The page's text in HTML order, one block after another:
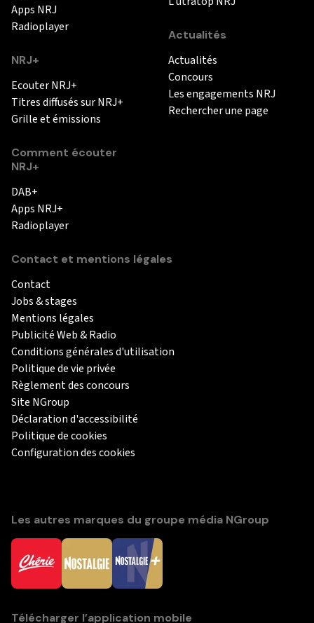
Apps NRJ
Radioplayer
NRJ+
Ecouter NRJ+
Titres diffusés sur NRJ+
Grille et émissions
Comment écouter
NRJ+
DAB+
Apps NRJ+
Radioplayer
Actualités
Actualités
Concours
Les engagements NRJ
Rechercher une page
Contact et mentions légales
Contact
Jobs & stages
Mentions légales
Publicité Web & Radio
Conditions générales d'utilisation
Politique de vie privée
Règlement des concours
Site NGroup
Déclaration d'accessibilité
Politique de cookies
Configuration des cookies
Les autres marques du groupe média NGroup
Télécharger l’application mobile